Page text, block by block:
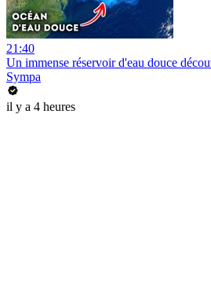
21:40
Un immense réservoir d'eau douce
Sympa
il y a 4 heures